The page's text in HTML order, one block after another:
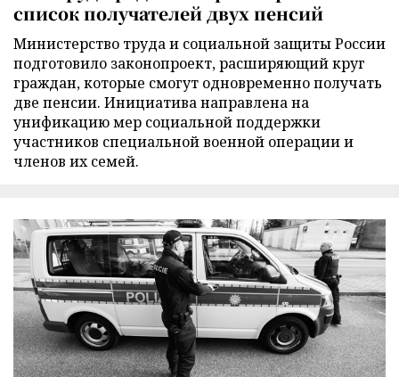
список получателей двух пенсий
Министерство труда и социальной защиты России
подготовило законопроект, расширяющий круг
граждан, которые смогут одновременно получать
две пенсии. Инициатива направлена на
унификацию мер социальной поддержки
участников специальной военной операции и
членов их семей.